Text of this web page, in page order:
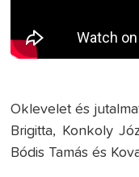
Oklevelet és
Brigitta, Konkoly
Bódis Tamás és